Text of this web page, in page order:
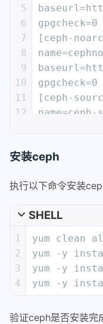
5
6
7
8
9
10
11
12
gpgcheck=0
[ceph-
gpgcheck=0
[ceph-
name=ceph-
安装ceph
执行以下命令安装
SHELL
1
2
3
4
yum clean
yum -y
yum -y
yum -y
验证ceph是否安装完